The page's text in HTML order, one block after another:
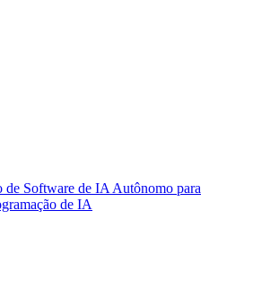
Software de IA Autônomo para
de IA